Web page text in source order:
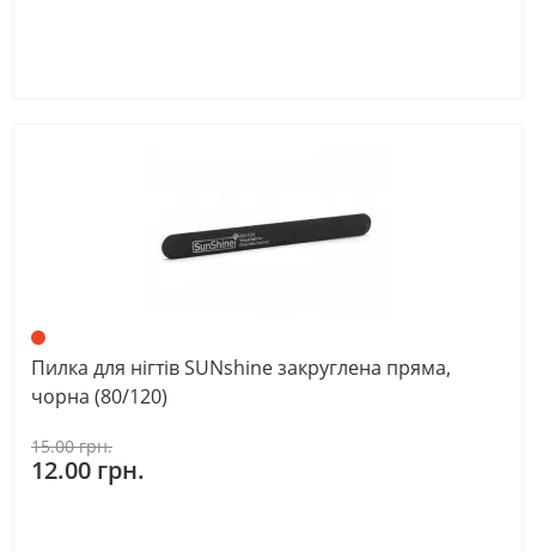
Пилка для нігтів SUNshine закруглена пряма,
чорна (80/120)
15.00 грн.
12.00 грн.